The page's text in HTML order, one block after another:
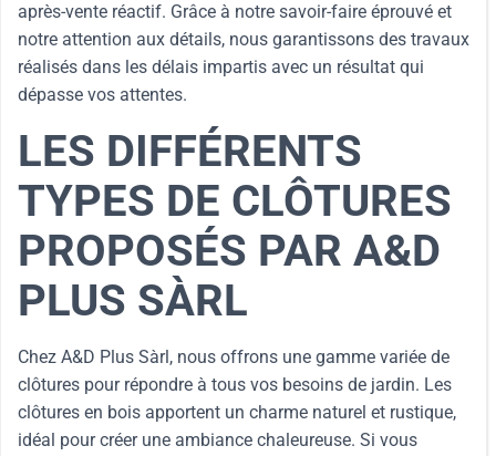
après-vente réactif. Grâce à notre savoir-faire éprouvé et
notre attention aux détails, nous garantissons des travaux
réalisés dans les délais impartis avec un résultat qui
dépasse vos attentes.
LES DIFFÉRENTS
TYPES DE CLÔTURES
PROPOSÉS PAR A&D
PLUS SÀRL
Chez A&D Plus Sàrl, nous offrons une gamme variée de
clôtures pour répondre à tous vos besoins de jardin. Les
clôtures en bois apportent un charme naturel et rustique,
idéal pour créer une ambiance chaleureuse. Si vous